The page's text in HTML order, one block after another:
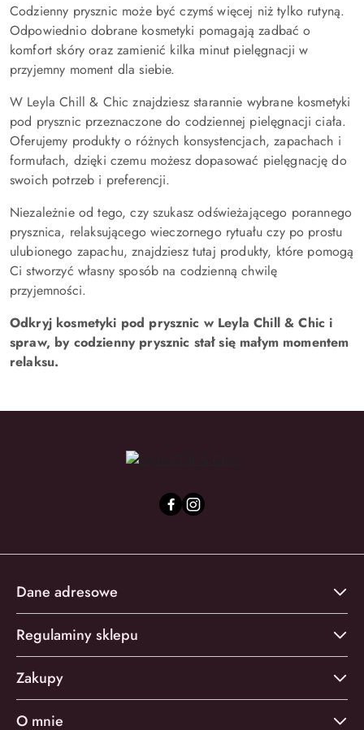
Codzienny prysznic może być czymś więcej niż tylko rutyną.
Odpowiednio dobrane kosmetyki pomagają zadbać o
komfort skóry oraz zamienić kilka minut pielęgnacji w
przyjemny moment dla siebie.
W Leyla Chill & Chic znajdziesz starannie wybrane kosmetyki
pod prysznic przeznaczone do codziennej pielęgnacji ciała.
Oferujemy produkty o różnych konsystencjach, zapachach i
formułach, dzięki czemu możesz dopasować pielęgnację do
swoich potrzeb i preferencji.
Niezależnie od tego, czy szukasz odświeżającego porannego
prysznica, relaksującego wieczornego rytuału czy po prostu
ulubionego zapachu, znajdziesz tutaj produkty, które pomogą
Ci stworzyć własny sposób na codzienną chwilę
przyjemności.
Odkryj kosmetyki pod prysznic w Leyla Chill & Chic i
spraw, by codzienny prysznic stał się małym momentem
relaksu.
Dane adresowe
Regulaminy sklepu
Zakupy
O mnie